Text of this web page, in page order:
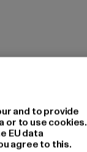
and to provide
or to use cookies.
EU data
agree to this.